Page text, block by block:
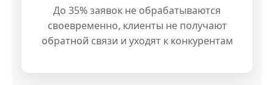
До 35% заявок не обрабатываются
своевременно, клиенты не получают
обратной связи и уходят к конкурентам